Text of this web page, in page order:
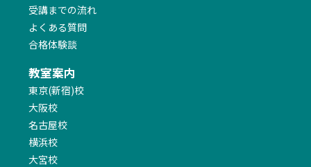
受講までの流れ
よくある質問
合格体験談
教室案内
東京(新宿)校
大阪校
名古屋校
横浜校
大宮校